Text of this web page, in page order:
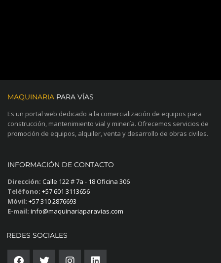
MAQUINARIA PARA VÍAS
Es un portal web dedicado a la comercialización de equipos para
construcción, mantenimiento vial y minería. Ofrecemos servicios de
promoción de equipos, alquiler, venta y desarrollo de obras civiles.
INFORMACIÓN DE CONTACTO
Dirección: Calle 122 # 7a - 18 Oficina 306
Teléfono: +57 601 3113656
Móvil: +57 310 2876693
E-mail: info@maquinariaparavias.com
REDES SOCIALES